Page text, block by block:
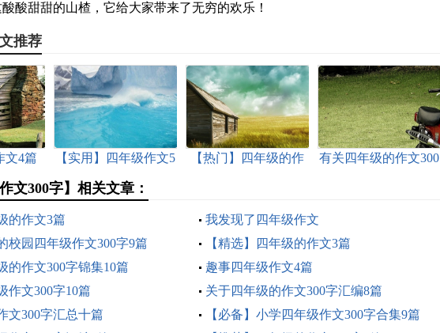
酸甜甜的山楂，它给大家带来了无穷的欢乐！
推荐
文4篇
【实用】四年级作文5
【热门】四年级的作
有关四年级的作文300
文300字】相关文章：
的作文3篇
我发现了四年级作文
校园四年级作文300字9篇
【精选】四年级的作文3篇
的作文300字锦集10篇
趣事四年级作文4篇
作文300字10篇
关于四年级的作文300字汇编8篇
文300字汇总十篇
【必备】小学四年级作文300字合集9篇